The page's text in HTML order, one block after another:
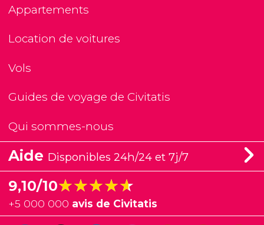
Appartements
Location de voitures
Vols
Guides de voyage de Civitatis
Qui sommes-nous
Aide Disponibles 24h/24 et 7j/7
9,10/10★★★★★
★★★★★
+5 000 000 avis de Civitatis